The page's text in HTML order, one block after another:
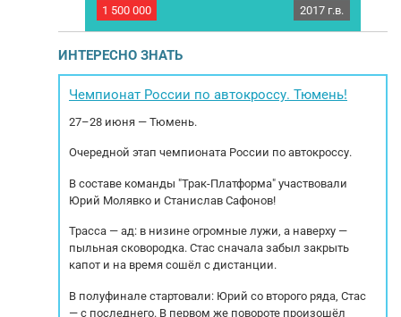
5 Глонасс
Грузовой рефрижератор АФ 3720АА (FORD
кузова: 15м3. Установка Terra Frigo S30P.
Грузовик готов к дальнейшей работе!
Характеристики: Год выпуска: 2017 Пробег:
1 500 000 2017 г.в.
ИНТЕРЕСНО ЗНАТЬ
Чемпионат России по автокроссу. Тюмень!
27–28 июня — Тюмень.
Очередной этап чемпионата России по автокроссу.
В составе команды "Трак-Платформа" участвовали
Юрий Молявко и Станислав Сафонов!
Трасса — ад: в низине огромные лужи, а наверху —
пыльная сковородка. Стас сначала забыл закрыть
капот и на время сошёл с дистанции.
В полуфинале стартовали: Юрий со второго ряда, Стас
— с последнего. В первом же повороте произошёл